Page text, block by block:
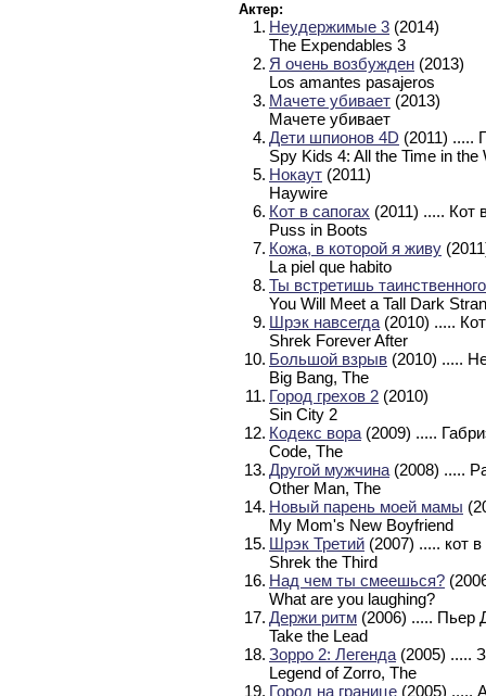
Актер:
1. Неудержимые 3 (2014)
The Expendables 3
2. Я очень возбужден (2013)
Los amantes pasajeros
3. Мачете убивает (2013)
Мачете убивает
4. Дети шпионов 4D (2011) .....
Spy Kids 4: All the Time in the
5. Нокаут (2011)
Haywire
6. Кот в сапогах (2011) ..... Кот
Puss in Boots
7. Кожа, в которой я живу
La piel que habito
8. Ты встретишь
You Will Meet a Tall Dark
9. Шрэк навсегда (2010) .....
Shrek Forever After
10. Большой взрыв (2010) .....
Big Bang, The
11. Город грехов 2 (2010)
Sin City 2
12. Кодекс вора (2009) .....
Code, The
13. Другой мужчина (2008) .....
Other Man, The
14. Новый парень моей мамы
My Mom's New Boyfriend
15. Шрэк Третий (2007) ..... кот
Shrek the Third
16. Над чем ты смеешься?
What are you laughing?
17. Держи ритм (2006) ..... Пьер
Take the Lead
18. Зорро 2: Легенда (2005) .....
Legend of Zorro, The
19. Город на границе (2005) .....